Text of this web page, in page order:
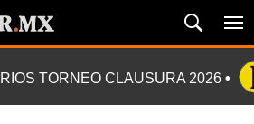
TORNEO CLAUSURA 2026